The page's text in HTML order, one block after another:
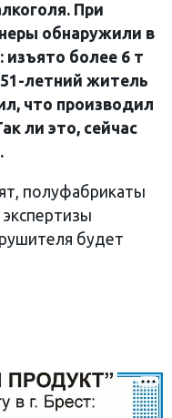
При
обнаружили в
более 6 т
летний житель
что производил
ли это, сейчас
полуфабрикаты
будет